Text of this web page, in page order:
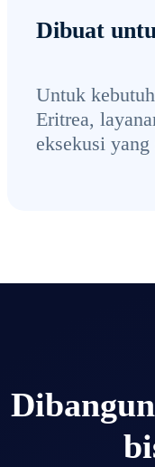
Dibuat
Untuk
Eritrea,
eksekusi